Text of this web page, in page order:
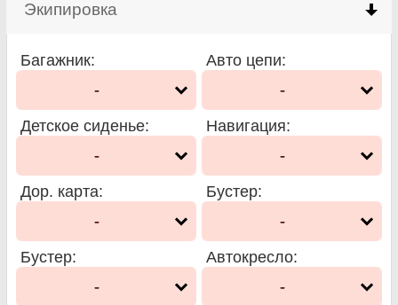
Экипировка
Багажник:
-
Авто цепи:
-
Детское сиденье:
-
Навигация:
-
Дор. карта:
-
Бустер:
-
Бустер:
-
Автокресло:
-